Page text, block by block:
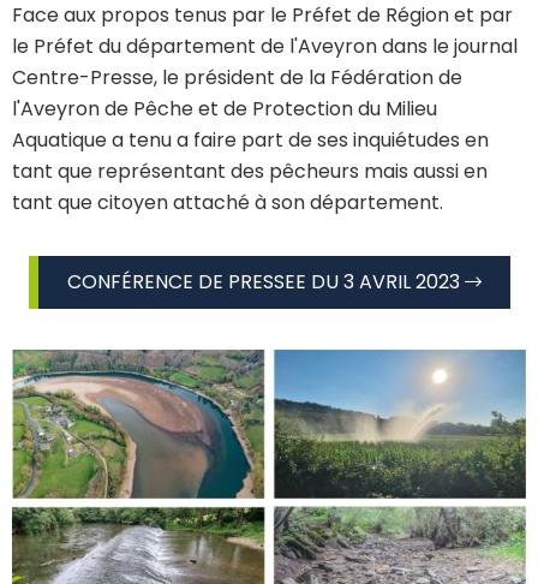
Face aux propos tenus par le Préfet de Région et par
le Préfet du département de l'Aveyron dans le journal
Centre-Presse, le président de la Fédération de
l'Aveyron de Pêche et de Protection du Milieu
Aquatique a tenu a faire part de ses inquiétudes en
tant que représentant des pêcheurs mais aussi en
tant que citoyen attaché à son département.
CONFÉRENCE DE PRESSEE DU 3 AVRIL 2023